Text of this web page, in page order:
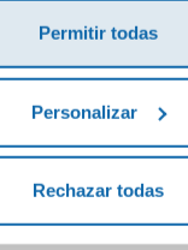
Permitir todas
Personalizar
Rechazar todas
Debes iniciar sesión